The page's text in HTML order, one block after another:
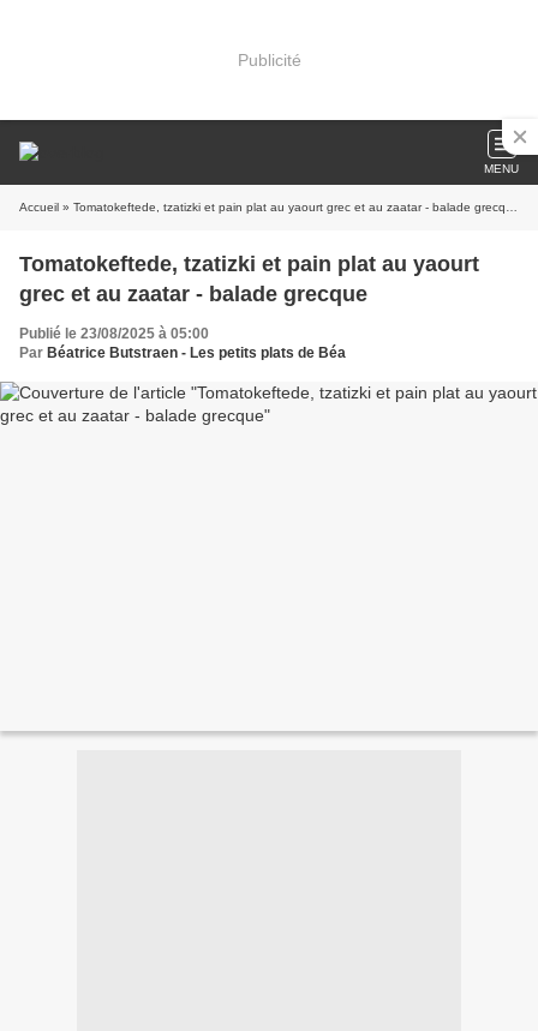
Publicité
MENU
Accueil » Tomatokeftede, tzatizki et pain plat au yaourt grec et au zaatar - balade grecque
Tomatokeftede, tzatizki et pain plat au yaourt
grec et au zaatar - balade grecque
Publié le 23/08/2025 à 05:00
Par Béatrice Butstraen - Les petits plats de Béa